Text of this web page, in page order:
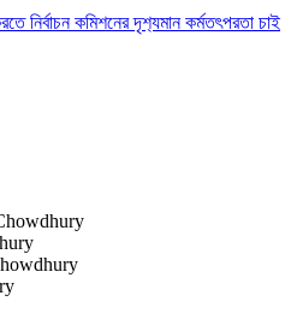
নির্বাচন কমিশনের দৃশ‍্যমান কর্মতৎপরতা চাই